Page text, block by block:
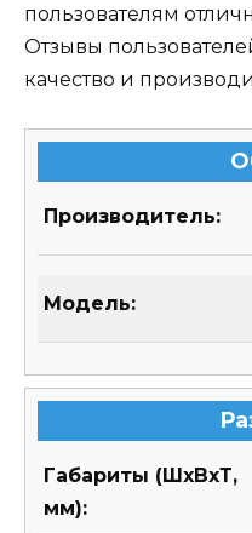
пользователям
Отзывы
качество и
Производитель:
Модель:
Габариты (ШхВхТ,
мм):